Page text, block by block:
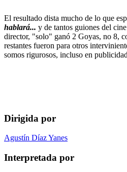
El resultado dista mucho de lo que
hablará... y de tantos guiones del
director, "solo" ganó 2 Goyas, no 8,
restantes fueron para otros
somos rigurosos, incluso en
Dirigida por
Agustín Díaz Yanes
Interpretada por